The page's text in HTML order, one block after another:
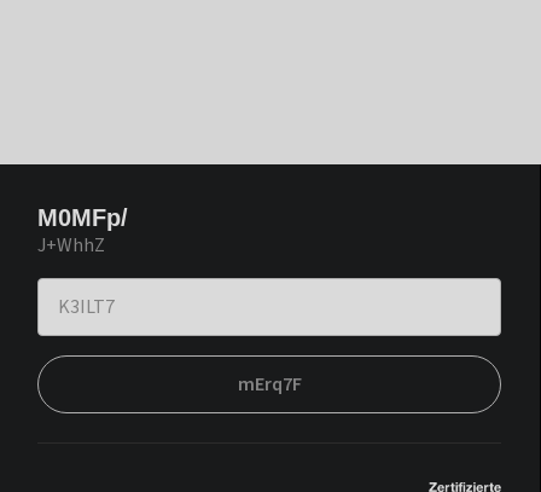
M0MFp/
J+WhhZ
mErq7F